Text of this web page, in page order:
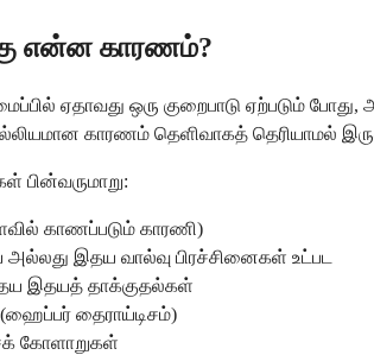
என்ன காரணம்?
ஏதாவது ஒரு குறைபாடு ஏற்படும் போது,
காரணம் தெளிவாகத் தெரியாமல்
பின்வருமாறு:
காணப்படும் காரணி)
இதய வால்வு பிரச்சினைகள் உட்பட
இதயத் தாக்குதல்கள்
தைராய்டிசம்)
கோளாறுகள்